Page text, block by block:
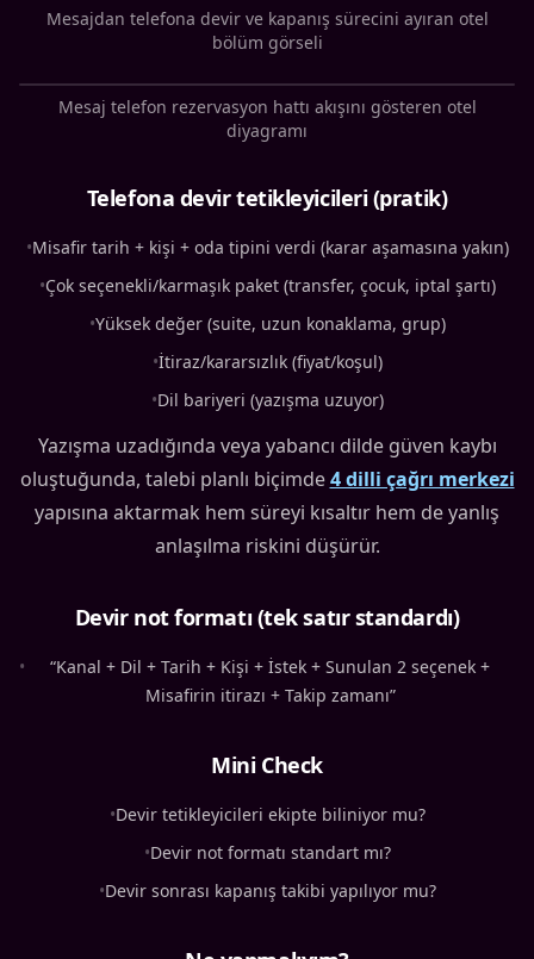
Mesajdan telefona devir ve kapanış sürecini ayıran otel
bölüm görseli
Mesaj telefon rezervasyon hattı akışını gösteren otel
diyagramı
Telefona devir tetikleyicileri (pratik)
•Misafir tarih + kişi + oda tipini verdi (karar aşamasına yakın)
•Çok seçenekli/karmaşık paket (transfer, çocuk, iptal şartı)
•Yüksek değer (suite, uzun konaklama, grup)
•İtiraz/kararsızlık (fiyat/koşul)
•Dil bariyeri (yazışma uzuyor)
Yazışma uzadığında veya yabancı dilde güven kaybı
oluştuğunda, talebi planlı biçimde4 dilli çağrı merkezi
yapısına aktarmak hem süreyi kısaltır hem de yanlış
anlaşılma riskini düşürür.
Devir not formatı (tek satır standardı)
•
“Kanal + Dil + Tarih + Kişi + İstek + Sunulan 2 seçenek +
Misafirin itirazı + Takip zamanı”
Mini Check
•Devir tetikleyicileri ekipte biliniyor mu?
•Devir not formatı standart mı?
•Devir sonrası kapanış takibi yapılıyor mu?